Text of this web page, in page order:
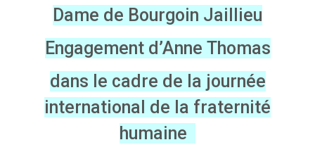
Dame de Bourgoin Jaillieu
Engagement d’Anne Thomas
dans le cadre de la journée
international de la fraternité
humaine